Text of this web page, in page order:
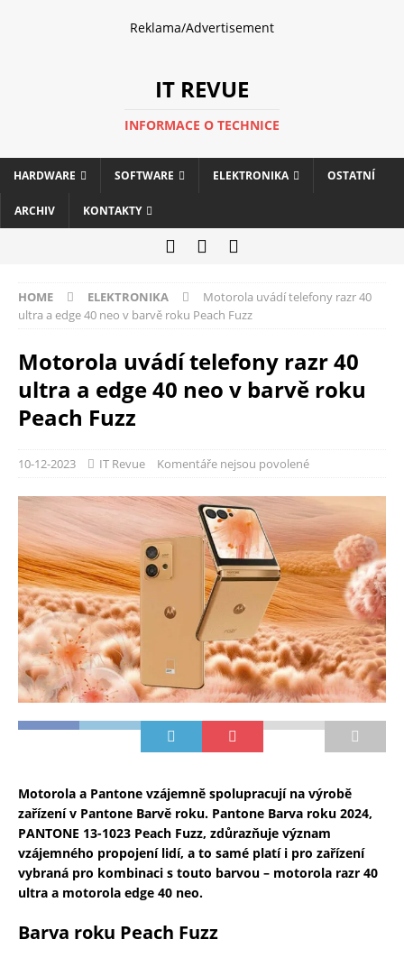
Reklama/Advertisement
IT REVUE
INFORMACE O TECHNICE
HARDWARE SOFTWARE ELEKTRONIKA OSTATNÍ
ARCHIV KONTAKTY
HOME ELEKTRONIKA
Motorola uvádí telefony razr 40
ultra a edge 40 neo v barvě roku Peach Fuzz
Motorola uvádí telefony razr 40
ultra a edge 40 neo v barvě roku
Peach Fuzz
10-12-2023 IT Revue Komentáře nejsou povolené
Motorola a Pantone vzájemně spolupracují na výrobě
zařízení v Pantone Barvě roku. Pantone Barva roku 2024,
PANTONE 13-1023 Peach Fuzz, zdůrazňuje význam
vzájemného propojení lidí, a to samé platí i pro zařízení
vybraná pro kombinaci s touto barvou – motorola razr 40
ultra a motorola edge 40 neo.
Barva roku Peach Fuzz